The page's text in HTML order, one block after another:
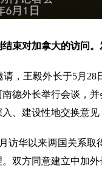
束对加拿大的访问
，王毅外长于5月
德外长举行会谈，
、建设性地交换意见
访华以来两国关系
双方同意建立中加